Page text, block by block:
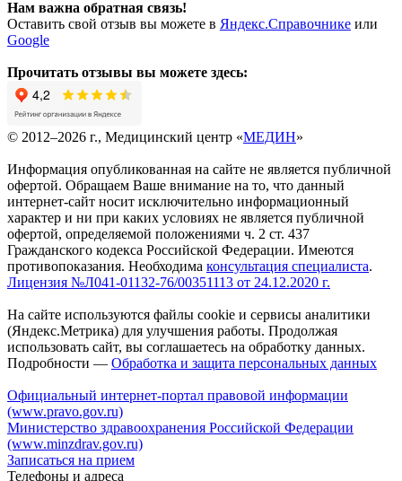
Нам важна обратная связь!
Оставить свой отзыв вы можете в Яндекс.Справочнике или
Google
Прочитать отзывы вы можете здесь:
© 2012–2026 г., Медицинский центр «МЕДИН»
Информация опубликованная на сайте не является публичной
офертой. Обращаем Ваше внимание на то, что данный
интернет-сайт носит исключительно информационный
характер и ни при каких условиях не является публичной
офертой, определяемой положениями ч. 2 ст. 437
Гражданского кодекса Российской Федерации. Имеются
противопоказания. Необходима консультация специалиста.
Лицензия №Л041-01132-76/00351113 от 24.12.2020 г.
На сайте используются файлы cookie и сервисы аналитики
(Яндекс.Метрика) для улучшения работы. Продолжая
использовать сайт, вы соглашаетесь на обработку данных.
Подробности — Обработка и защита персональных данных
Официальный интернет-портал правовой информации
(www.pravo.gov.ru)
Министерство здравоохранения Российской Федерации
(www.minzdrav.gov.ru)
Записаться на прием
Телефоны и адреса